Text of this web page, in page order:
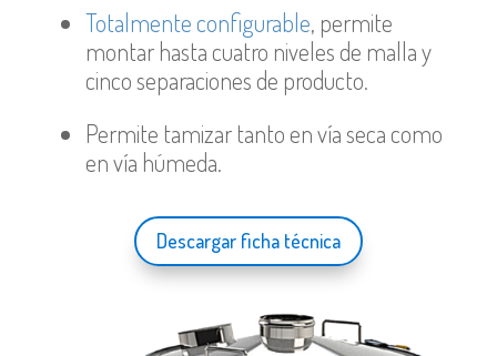
Totalmente configurable, permite
montar hasta cuatro niveles de malla y
cinco separaciones de producto.
Permite tamizar tanto en vía seca como
en vía húmeda.
Descargar ficha técnica